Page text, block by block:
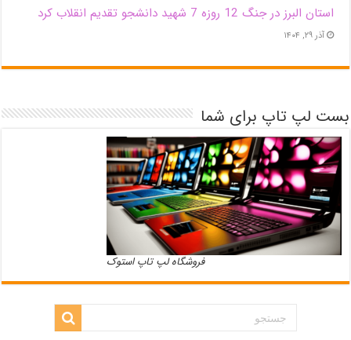
استان البرز در جنگ 12 روزه 7 شهید دانشجو تقدیم انقلاب کرد
آذر ۲۹, ۱۴۰۴
بست لپ تاپ برای شما
فروشگاه لپ تاپ استوک